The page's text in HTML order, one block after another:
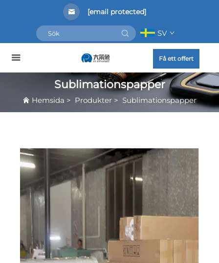
[email protected]
SV
Få ett offert
Sublimationspapper
Hemsida > Produkter > Sublimationspapper